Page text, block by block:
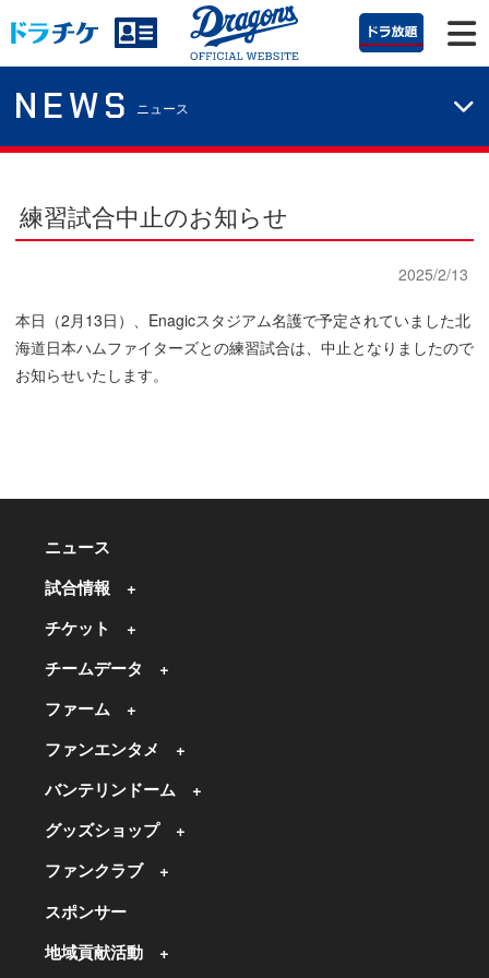
NEWS ニュース
練習試合中止のお知らせ
2025/2/13
本日（2月13日）、Enagicスタジアム名護で予定されていました北
海道日本ハムファイターズとの練習試合は、中止となりましたので
お知らせいたします。
ニュース
試合情報
チケット
チームデータ
ファーム
ファンエンタメ
バンテリンドーム
グッズショップ
ファンクラブ
スポンサー
地域貢献活動